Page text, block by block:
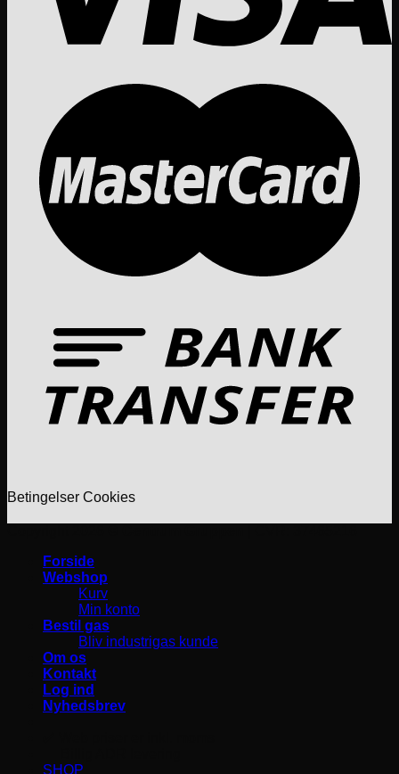
Betingelser Cookies
Forside
Webshop
Kurv
Min konto
Bestil gas
Bliv industrigas kunde
Om os
Kontakt
Log ind
Nyhedsbrev
SHOP